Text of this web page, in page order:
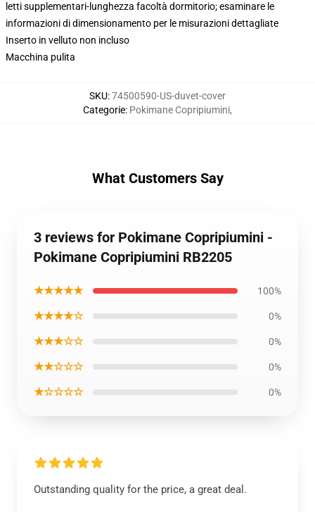
letti supplementari-lunghezza facoltà dormitorio; esaminare le
informazioni di dimensionamento per le misurazioni dettagliate
Inserto in velluto non incluso
Macchina pulita
SKU:74500590-US-duvet-cover
Categorie: Pokimane Copripiumini,
What Customers Say
3 reviews for Pokimane Copripiumini -
Pokimane Copripiumini RB2205
★★★★★ 100%
★★★★☆ 0%
★★★☆☆ 0%
★★☆☆☆ 0%
★☆☆☆☆ 0%
Outstanding quality for the price, a great deal.